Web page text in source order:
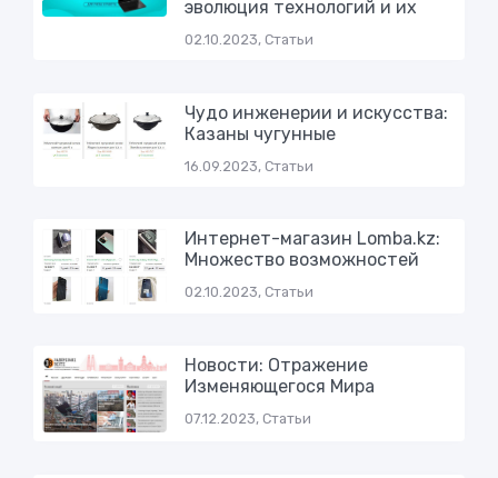
эволюция технологий и их
02.10.2023, Статьи
Чудо инженерии и искусства:
Казаны чугунные
16.09.2023, Статьи
Интернет-магазин Lomba.kz:
Множество возможностей
02.10.2023, Статьи
Новости: Отражение
Изменяющегося Мира
07.12.2023, Статьи